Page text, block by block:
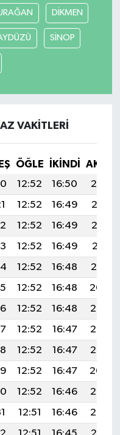
DİKMEN
SİNOP
VAKITLERI
ÖĞLE İKINDI
12:52 16:50
20:14
12:52 16:49
20:13
12:52 16:49
20:12
12:52 16:49
20:11
12:52 16:48
20:10
12:52 16:48
20:09
12:52 16:48
20:08
12:52 16:47
20:07
12:52 16:47
20:06
12:52 16:47
20:04
12:52 16:46
20:03
12:51 16:46
20:02